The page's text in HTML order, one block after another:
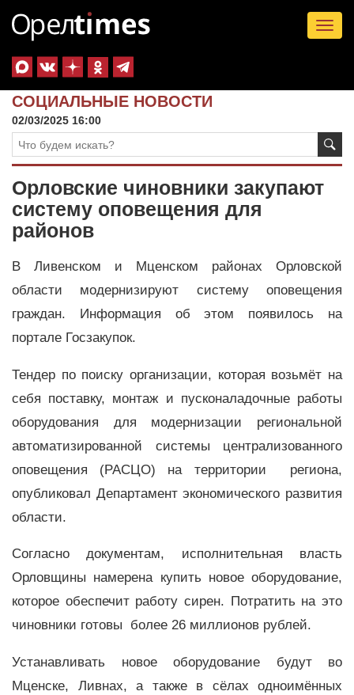
СОЦИАЛЬНЫЕ НОВОСТИ
02/03/2025 16:00
Орловские чиновники закупают
систему оповещения для
районов
В Ливенском и Мценском районах Орловской
области модернизируют систему оповещения
граждан. Информация об этом появилось на
портале Госзакупок.
Тендер по поиску организации, которая возьмёт на
себя поставку, монтаж и пусконаладочные работы
оборудования для модернизации региональной
автоматизированной системы централизованного
оповещения (РАСЦО) на территории региона,
опубликовал Департамент экономического развития
области.
Согласно документам, исполнительная власть
Орловщины намерена купить новое оборудование,
которое обеспечит работу сирен. Потратить на это
чиновники готовы более 26 миллионов рублей.
Устанавливать новое оборудование будут во
Мценске, Ливнах, а также в сёлах одноимённых